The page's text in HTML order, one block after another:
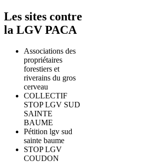
Les sites contre
la LGV PACA
Associations des
propriétaires
forestiers et
riverains du gros
cerveau
COLLECTIF
STOP LGV SUD
SAINTE
BAUME
Pétition lgv sud
sainte baume
STOP LGV
COUDON